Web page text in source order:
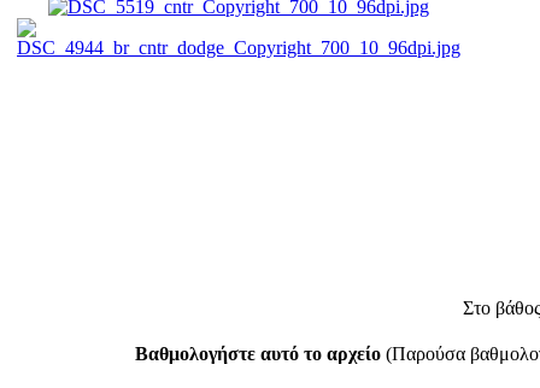
Στο
Βαθμολογήστε αυτό το αρχείο (Παρούσα